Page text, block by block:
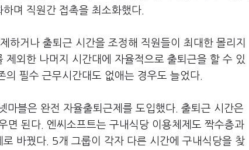
며 직원간 접촉을 최소화했다.
하거나 출퇴근 시간을 조정해 직원들이 최대한 몰리지
외한 나머지 시간대에 자율적으로 출퇴근을 할 수 있
필수 근무시간대도 없애는 경우도 늘었다.
마블은 완전 자율출퇴근제를 도입했다. 출퇴근 시간은
된다. 엔씨소프트는 구내식당 이용체제도 짝수층과
바꿨다. 5개 그룹이 각자 다른 시간에 구내식당을 찾